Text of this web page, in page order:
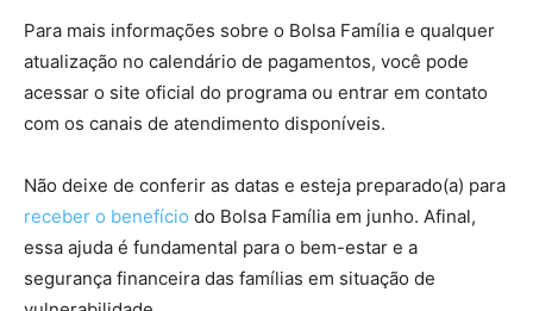
Para mais informações sobre o Bolsa Família e qualquer
atualização no calendário de pagamentos, você pode
acessar o site oficial do programa ou entrar em contato
com os canais de atendimento disponíveis.
Não deixe de conferir as datas e esteja preparado(a) para
receber o benefício do Bolsa Família em junho. Afinal,
essa ajuda é fundamental para o bem-estar e a
segurança financeira das famílias em situação de